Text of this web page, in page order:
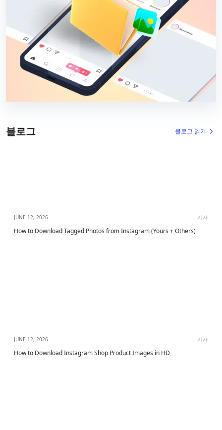
블로그 블로그 읽기
JUNE 12, 2026 기사
How to Download Tagged Photos from Instagram (Yours + Others)
JUNE 12, 2026 기사
How to Download Instagram Shop Product Images in HD